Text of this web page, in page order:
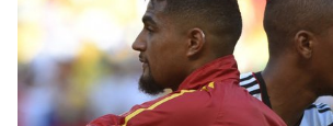
nenavadna pričeska.